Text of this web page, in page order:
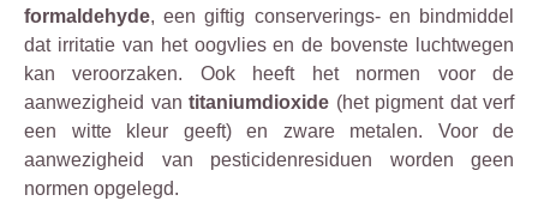
formaldehyde, een giftig conserverings- en bindmiddel
dat irritatie van het oogvlies en de bovenste luchtwegen
kan veroorzaken. Ook heeft het normen voor de
aanwezigheid van titaniumdioxide (het pigment dat verf
een witte kleur geeft) en zware metalen. Voor de
aanwezigheid van pesticidenresiduen worden geen
normen opgelegd.